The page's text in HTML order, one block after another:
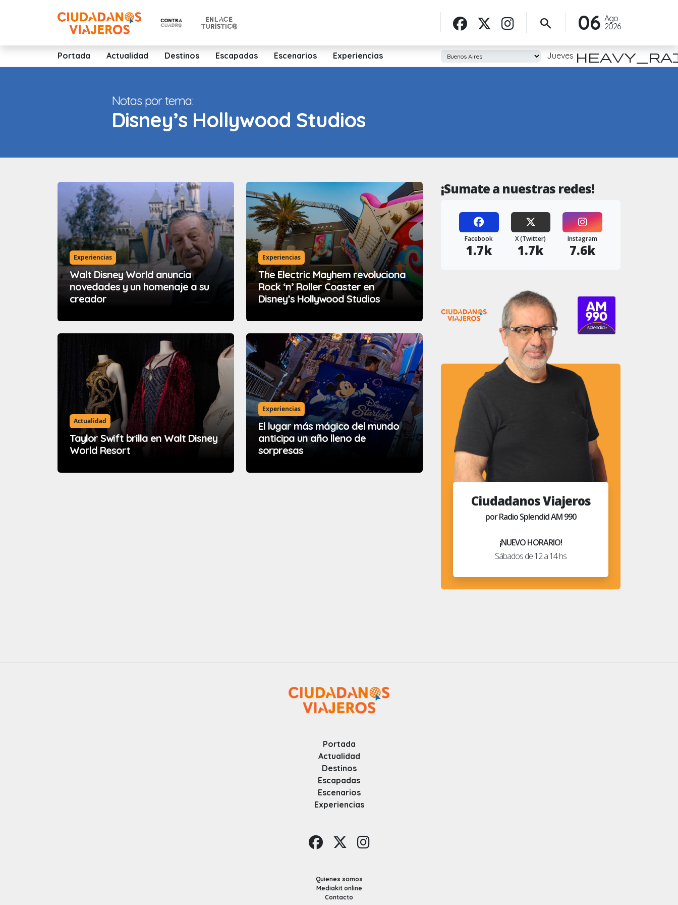
Ago
2026
06
search
Portada Actualidad Destinos Escapadas Escenarios Experiencias Jueves
Notas por tema:
Disney’s Hollywood Studios
Experiencias
Walt Disney World anuncia
novedades y un homenaje a su
creador
Experiencias
The Electric Mayhem revoluciona
Rock ‘n’ Roller Coaster en
Disney’s Hollywood Studios
Actualidad
Taylor Swift brilla en Walt Disney
World Resort
Experiencias
El lugar más mágico del mundo
anticipa un año lleno de
sorpresas
¡Sumate a nuestras redes!
Facebook
1.7k
X (Twitter)
1.7k
Instagram
7.6k
Ciudadanos Viajeros
por Radio Splendid AM 990
¡NUEVO HORARIO!
Sábados de 12 a 14 hs
Portada
Actualidad
Destinos
Escapadas
Escenarios
Experiencias
Quienes somos
Mediakit online
Contacto